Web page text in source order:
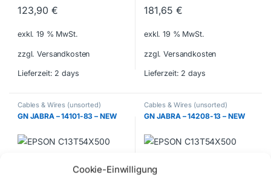
Cookie-Einwilligung
123,90€
exkl. 19 % MwSt.
zzgl. Versandkosten
Lieferzeit: 2 days
181,65€
exkl. 19 % MwSt.
zzgl. Versandkosten
Lieferzeit: 2 days
Cables & Wires (unsorted)
GN JABRA – 14101-83 – NEW
Cables & Wires (unsorted)
GN JABRA – 14208-13 – NEW
60,90